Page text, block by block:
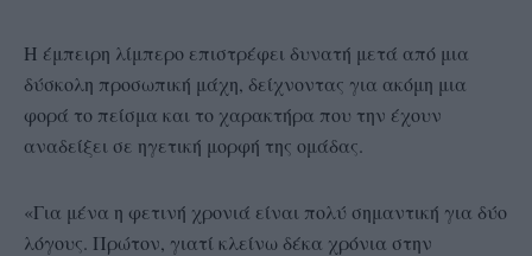
Η έμπειρη λίμπερο επιστρέφει δυνατή μετά από μια
δύσκολη προσωπική μάχη, δείχνοντας για ακόμη μια
φορά το πείσμα και το χαρακτήρα που την έχουν
αναδείξει σε ηγετική μορφή της ομάδας.
«Για μένα η φετινή χρονιά είναι πολύ σημαντική για δύο
λόγους. Πρώτον, γιατί κλείνω δέκα χρόνια στην